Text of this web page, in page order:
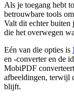
Als je toegang hebt
betrouwbare tools
Valt dit echter buiten
die het overwegen
Eén van die opties is
en -converter en de
MobiPDF
afbeeldingen, terwijl
blijft.